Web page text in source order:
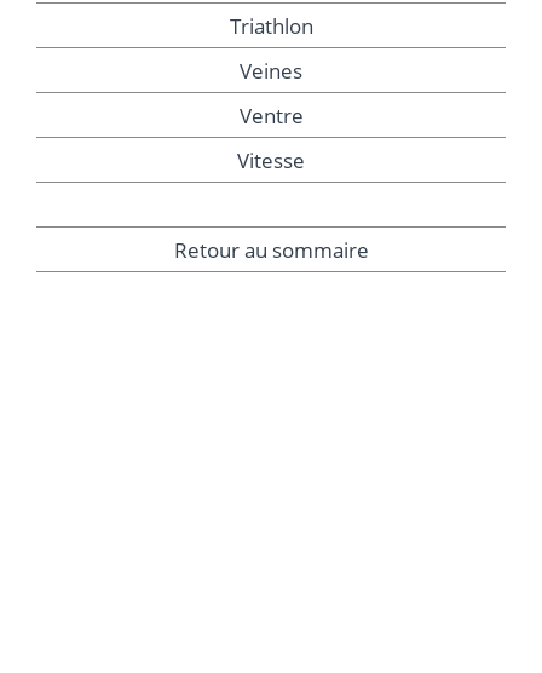
Triathlon
Veines
Ventre
Vitesse
Retour au sommaire